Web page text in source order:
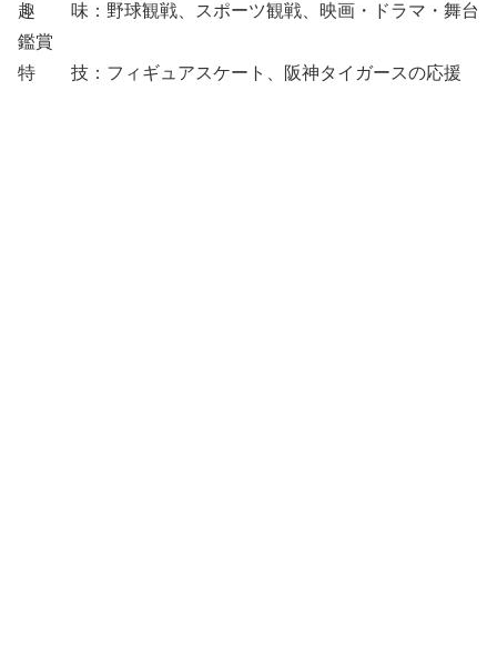
趣 味：野球観戦、スポーツ観戦、映画・ドラマ・舞台
鑑賞
特 技：フィギュアスケート、阪神タイガースの応援